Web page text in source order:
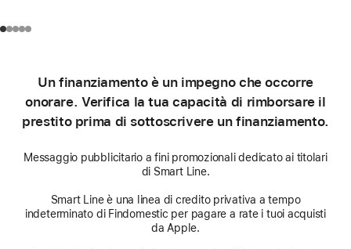
Un finanziamento è un impegno che occorre
onorare. Verifica la tua capacità di rimborsare il
prestito prima di sottoscrivere un finanziamento.
Messaggio pubblicitario a fini promozionali dedicato ai titolari
di Smart Line.
Smart Line è una linea di credito privativa a tempo
indeterminato di Findomestic per pagare a rate i tuoi acquisti
da Apple.